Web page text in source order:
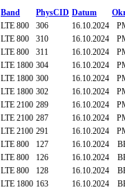
Band PhysCID Datum
LTE 800 306 16.10.2024
LTE 800 310 16.10.2024
LTE 800 311 16.10.2024
LTE 1800 304 16.10.2024
LTE 1800 300 16.10.2024
LTE 1800 302 16.10.2024
LTE 2100 289 16.10.2024
LTE 2100 287 16.10.2024
LTE 2100 291 16.10.2024
LTE 800 127 16.10.2024
LTE 800 126 16.10.2024
LTE 800 128 16.10.2024
LTE 1800 163 16.10.2024